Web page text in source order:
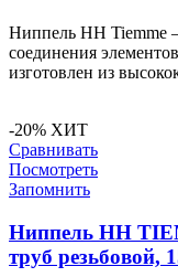
Ниппель HH Tiemme
соединения
изготовлен из
-20% ХИТ
Сравнивать
Посмотреть
Запомнить
Ниппель HH
труб резьбовой,